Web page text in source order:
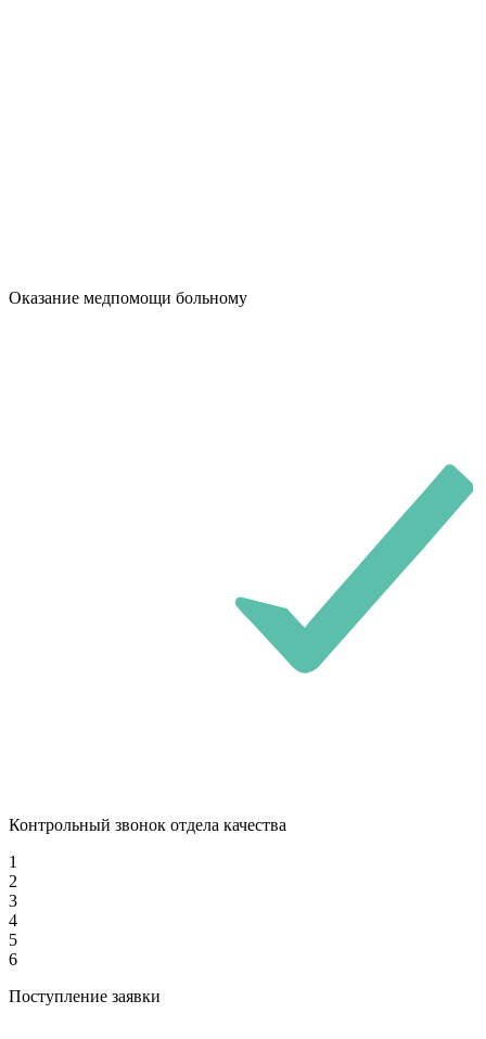
Оказание медпомощи больному
Контрольный звонок отдела качества
1
2
3
4
5
6
Поступление заявки